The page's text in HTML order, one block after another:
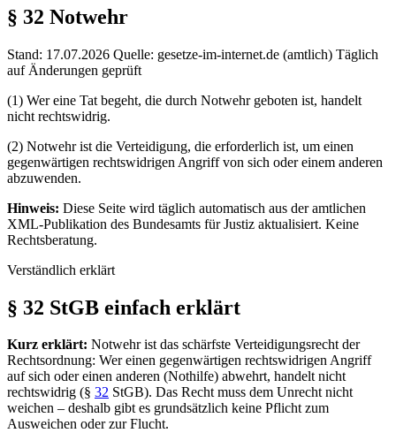
§ 32 Notwehr
Stand: 17.07.2026 Quelle: gesetze-im-internet.de (amtlich) Täglich
auf Änderungen geprüft
(1) Wer eine Tat begeht, die durch Notwehr geboten ist, handelt
nicht rechtswidrig.
(2) Notwehr ist die Verteidigung, die erforderlich ist, um einen
gegenwärtigen rechtswidrigen Angriff von sich oder einem anderen
abzuwenden.
Hinweis: Diese Seite wird täglich automatisch aus der amtlichen
XML-Publikation des Bundesamts für Justiz aktualisiert. Keine
Rechtsberatung.
Verständlich erklärt
§ 32 StGB einfach erklärt
Kurz erklärt: Notwehr ist das schärfste Verteidigungsrecht der
Rechtsordnung: Wer einen gegenwärtigen rechtswidrigen Angriff
auf sich oder einen anderen (Nothilfe) abwehrt, handelt nicht
rechtswidrig (§ 32 StGB). Das Recht muss dem Unrecht nicht
weichen – deshalb gibt es grundsätzlich keine Pflicht zum
Ausweichen oder zur Flucht.